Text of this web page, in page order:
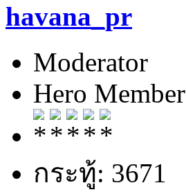
havana_pr
Moderator
Hero Member
กระทู้: 3671